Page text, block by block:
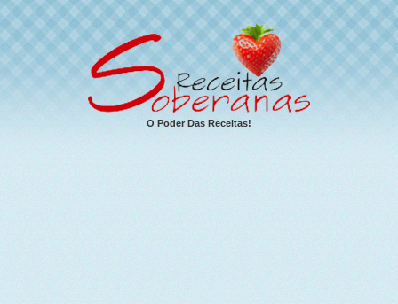
O Poder Das Receitas!